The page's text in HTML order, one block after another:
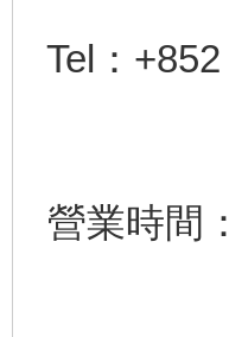
Tel：
營業時間